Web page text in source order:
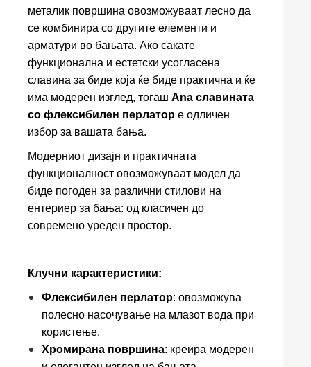
металик површина овозможуваат лесно да
се комбинира со другите елементи и
арматури во бањата. Ако сакате
функционална и естетски усогласена
славина за биде која ќе биде практична и ќе
има модерен изглед, тогаш Ana славината
со флексибилен перлатор е одличен
избор за вашата бања.
Модерниот дизајн и практичната
функционалност овозможуваат модел да
биде погоден за различни стилови на
ентериер за бања: од класичен до
современо уреден простор.
Клучни карактеристики:
Флексибилен перлатор: овозможува
полесно насочување на млазот вода при
користење.
Хромирана површина: креира модерен